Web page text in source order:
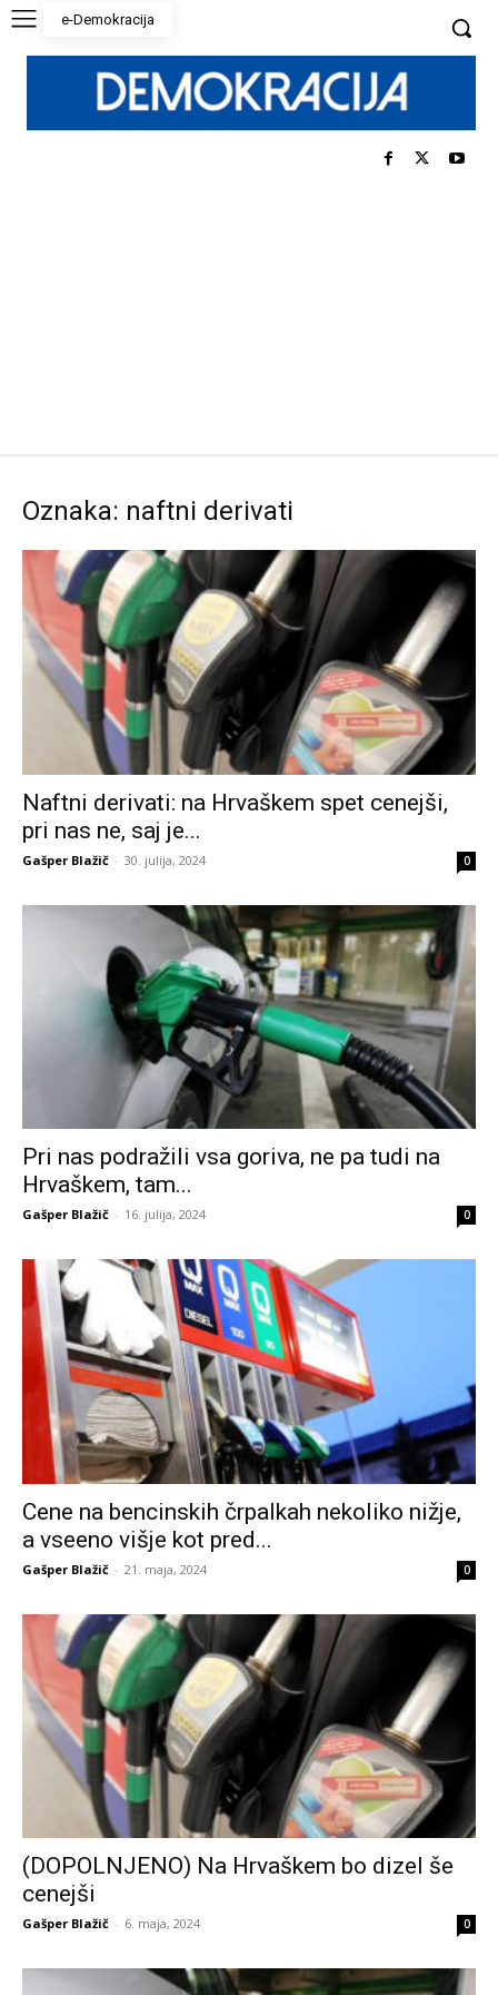
e-Demokracija
Oznaka: naftni derivati
Naftni derivati: na Hrvaškem spet cenejši,
pri nas ne, saj je...
Gašper Blažič - 30. julija, 2024 0
Pri nas podražili vsa goriva, ne pa tudi na
Hrvaškem, tam...
Gašper Blažič - 16. julija, 2024 0
Cene na bencinskih črpalkah nekoliko nižje,
a vseeno višje kot pred...
Gašper Blažič - 21. maja, 2024 0
(DOPOLNJENO) Na Hrvaškem bo dizel še
cenejši
Gašper Blažič - 6. maja, 2024 0